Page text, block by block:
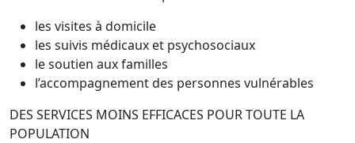
les visites à domicile
les suivis médicaux et psychosociaux
le soutien aux familles
l’accompagnement des personnes vulnérables
DES SERVICES MOINS EFFICACES POUR TOUTE LA
POPULATION